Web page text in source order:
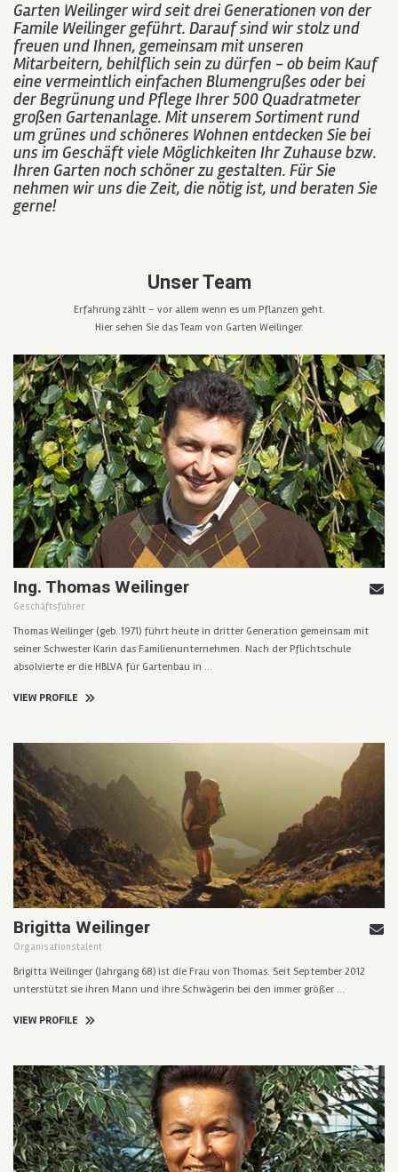
Garten Weilinger wird seit drei Generationen von der
Famile Weilinger geführt. Darauf sind wir stolz und
freuen und Ihnen, gemeinsam mit unseren
Mitarbeitern, behilflich sein zu dürfen - ob beim Kauf
eine vermeintlich einfachen Blumengrußes oder bei
der Begrünung und Pflege Ihrer 500 Quadratmeter
großen Gartenanlage. Mit unserem Sortiment rund
um grünes und schöneres Wohnen entdecken Sie bei
uns im Geschäft viele Möglichkeiten Ihr Zuhause bzw.
Ihren Garten noch schöner zu gestalten. Für Sie
nehmen wir uns die Zeit, die nötig ist, und beraten Sie
gerne!
Unser Team
Erfahrung zählt – vor allem wenn es um Pflanzen geht.
Hier sehen Sie das Team von Garten Weilinger.
Ing. Thomas Weilinger
Geschäftsführer
Thomas Weilinger (geb. 1971) führt heute in dritter Generation gemeinsam mit
seiner Schwester Karin das Familienunternehmen. Nach der Pflichtschule
absolvierte er die HBLVA für Gartenbau in …
VIEW PROFILE
Brigitta Weilinger
Organisationstalent
Brigitta Weilinger (Jahrgang 68) ist die Frau von Thomas. Seit September 2012
unterstützt sie ihren Mann und ihre Schwägerin bei den immer größer …
VIEW PROFILE